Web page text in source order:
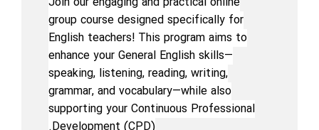
group course designed specifically for
English teachers! This program aims to
enhance your General English skills—
speaking, listening, reading, writing,
grammar, and vocabulary—while also
supporting your Continuous Professional